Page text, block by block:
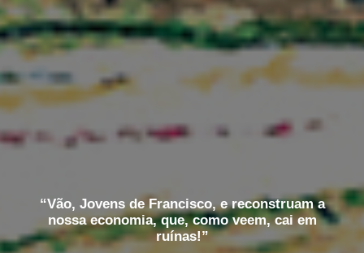
“Vão, Jovens de Francisco, e reconstruam a
nossa economia, que, como veem, cai em
ruínas!”